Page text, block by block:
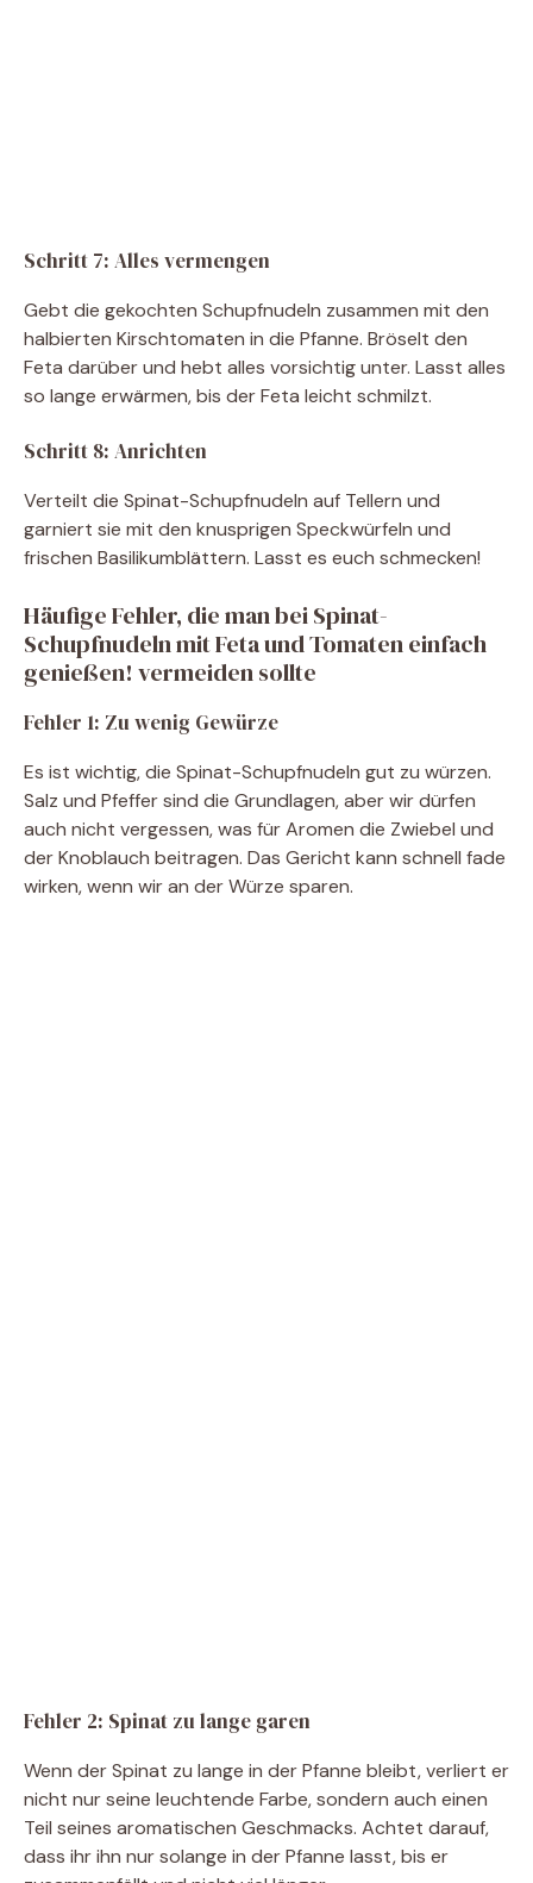
Schritt 7: Alles vermengen
Gebt die gekochten Schupfnudeln zusammen mit den
halbierten Kirschtomaten in die Pfanne. Bröselt den
Feta darüber und hebt alles vorsichtig unter. Lasst alles
so lange erwärmen, bis der Feta leicht schmilzt.
Schritt 8: Anrichten
Verteilt die Spinat-Schupfnudeln auf Tellern und
garniert sie mit den knusprigen Speckwürfeln und
frischen Basilikumblättern. Lasst es euch schmecken!
Häufige Fehler, die man bei Spinat-
Schupfnudeln mit Feta und Tomaten einfach
genießen! vermeiden sollte
Fehler 1: Zu wenig Gewürze
Es ist wichtig, die Spinat-Schupfnudeln gut zu würzen.
Salz und Pfeffer sind die Grundlagen, aber wir dürfen
auch nicht vergessen, was für Aromen die Zwiebel und
der Knoblauch beitragen. Das Gericht kann schnell fade
wirken, wenn wir an der Würze sparen.
Fehler 2: Spinat zu lange garen
Wenn der Spinat zu lange in der Pfanne bleibt, verliert er
nicht nur seine leuchtende Farbe, sondern auch einen
Teil seines aromatischen Geschmacks. Achtet darauf,
dass ihr ihn nur solange in der Pfanne lasst, bis er